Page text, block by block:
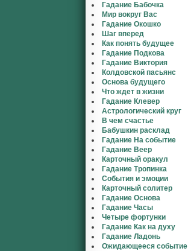
Гадание Бабочка
Мир вокруг Вас
Гадание Окошко
Шаг вперед
Как понять будущее
Гадание Подкова
Гадание Виктория
Колдовской пасьянс
Основа будущего
Что ждет в жизни
Гадание Клевер
Астрологический круг
В чем счастье
Бабушкин расклад
Гадание На событие
Гадание Веер
Карточный оракул
Гадание Тропинка
События и эмоции
Карточный солитер
Гадание Основа
Гадание Часы
Четыре фортунки
Гадание Как на духу
Гадание Ладонь
Ожидающееся событие